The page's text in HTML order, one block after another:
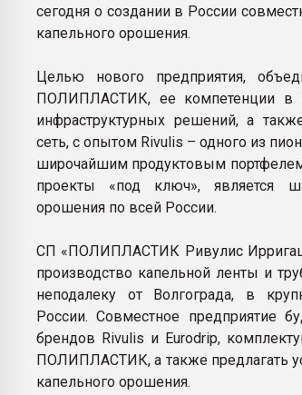
сегодня о создании в России
капельного орошения.
Целью нового предприятия,
ПОЛИПЛАСТИК, ее компетенции в
инфраструктурных решений, а
сеть, с опытом Rivulis – одного из
широчайшим продуктовым
проекты «под ключ», является
орошения по всей России.
СП «ПОЛИПЛАСТИК Ривулис
производство капельной ленты и
неподалеку от Волгограда, в
России. Совместное предприятие
брендов Rivulis и Eurodrip,
ПОЛИПЛАСТИК, а также предлагать
капельного орошения.